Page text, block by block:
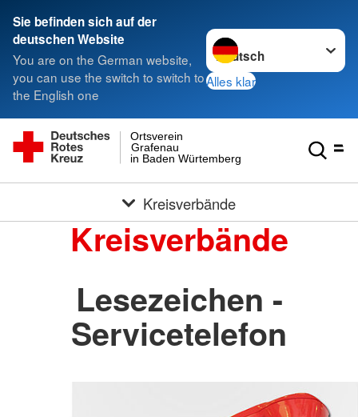
Sie befinden sich auf der
deutschen Website
You are on the German website,
you can use the switch to switch to
the English one
Sprache wechseln zu
Alles klar
in Baden Würtemberg
Grafenau
Ortsverein
Kreisverbände
Kreisverbände
Lesezeichen -
Servicetelefon